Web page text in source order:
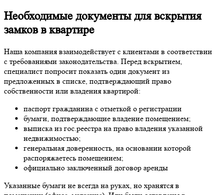
Необходимые документы для вскрытия
замков в квартире
Наша компания взаимодействует с клиентами в соответствии
с требованиями законодательства. Перед вскрытием,
специалист попросит показать один документ из
предложенных в списке, подтверждающий право
собственности или владения квартирой:
паспорт гражданина с отметкой о регистрации
бумаги, подтверждающие владение помещением;
выписка из гос.реестра на право владения указанной
недвижимостью;
генеральная доверенность, на основании которой
распоряжаетесь помещением;
официально заключенный договор аренды
Указанные бумаги не всегда на руках, но хранятся в